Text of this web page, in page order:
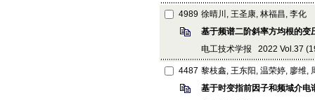
4989 徐晴川, 王圣康, 林福昌, 李化
基于频谱二阶斜率方均根的变
电工技术学报 2022 Vol.37
4487 黎枝鑫, 王东阳, 温荣婷, 廖维,
基于时变指前因子和频域介电